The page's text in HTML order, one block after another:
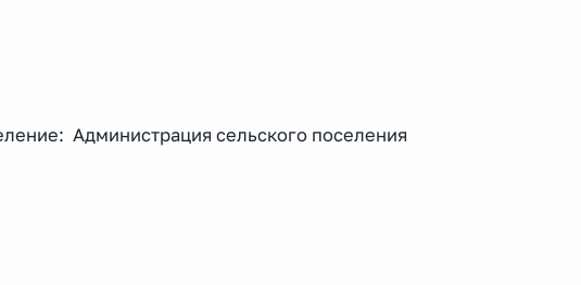
Администрация сельского поселения